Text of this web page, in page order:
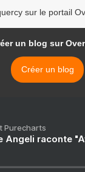
sur le portail
un blog sur
Créer un blog
Purecharts
Angeli raconte